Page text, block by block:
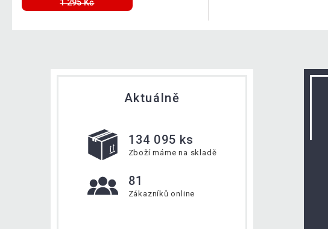
1 295 Kč
Aktuálně
134 095 ks
Zboží máme na skladě
81
Zákazníků online